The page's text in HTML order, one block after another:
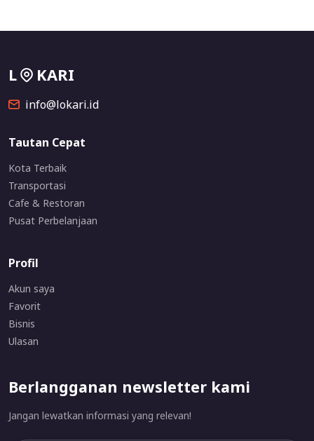
L KARI
info@lokari.id
Tautan Cepat
Kota Terbaik
Transportasi
Cafe & Restoran
Pusat Perbelanjaan
Profil
Akun saya
Favorit
Bisnis
Ulasan
Berlangganan newsletter kami
Jangan lewatkan informasi yang relevan!